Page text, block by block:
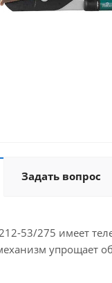
Задать вопрос
53/275 имеет
упрощает